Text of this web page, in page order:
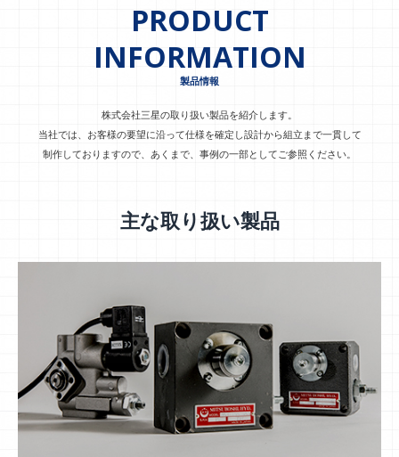
PRODUCT
INFORMATION
製品情報
株式会社三星の取り扱い製品を紹介します。
当社では、お客様の要望に沿って仕様を確定し設計から組立まで一貫して
制作しておりますので、あくまで、事例の一部としてご参照ください。
主な取り扱い製品